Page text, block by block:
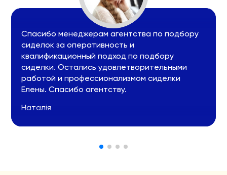
Спасибо менеджерам агентства по подбору
сиделок за оперативность и
квалификационный подход по подбору
сиделки. Остались удовлетворительными
работой и профессионализмом сиделки
Елены. Спасибо агентству.
Наталія